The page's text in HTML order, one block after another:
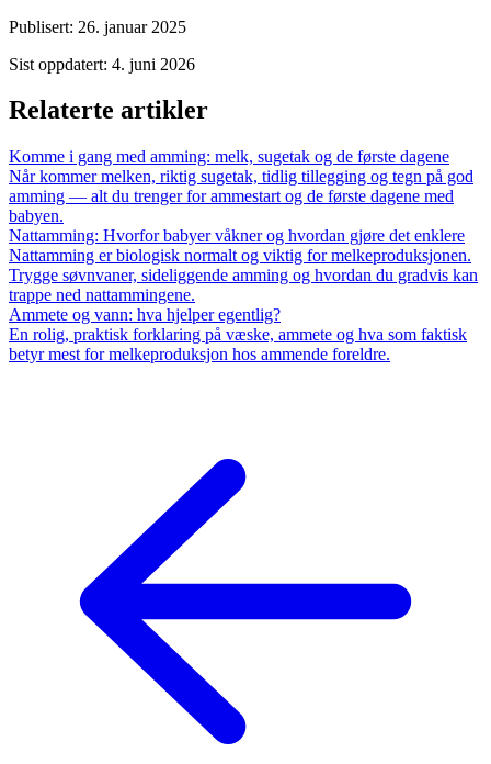
Publisert: 26. januar 2025
Sist oppdatert: 4. juni 2026
Relaterte artikler
Komme i gang med amming: melk, sugetak og de første dagene
Når kommer melken, riktig sugetak, tidlig tillegging og tegn på god
amming — alt du trenger for ammestart og de første dagene med
babyen.
Nattamming: Hvorfor babyer våkner og hvordan gjøre det enklere
Nattamming er biologisk normalt og viktig for melkeproduksjonen.
Trygge søvnvaner, sideliggende amming og hvordan du gradvis kan
trappe ned nattammingene.
Ammete og vann: hva hjelper egentlig?
En rolig, praktisk forklaring på væske, ammete og hva som faktisk
betyr mest for melkeproduksjon hos ammende foreldre.